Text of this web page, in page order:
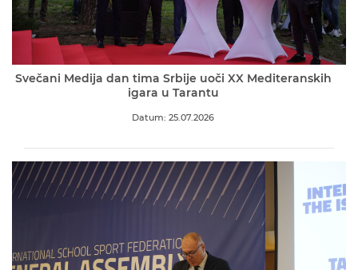
Svečani Medija dan tima Srbije uoči XX Mediteranskih
igara u Tarantu
Datum: 25.07.2026